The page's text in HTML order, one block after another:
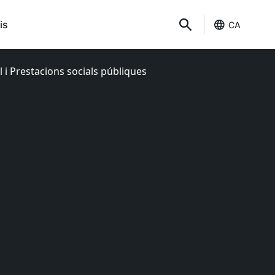
CA
i Prestacions socials públiques